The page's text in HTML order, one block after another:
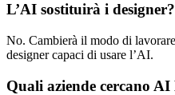
L’AI sostituirà i designer?
No. Cambierà il modo di
designer capaci di usare l’AI.
Quali aziende cercano AI